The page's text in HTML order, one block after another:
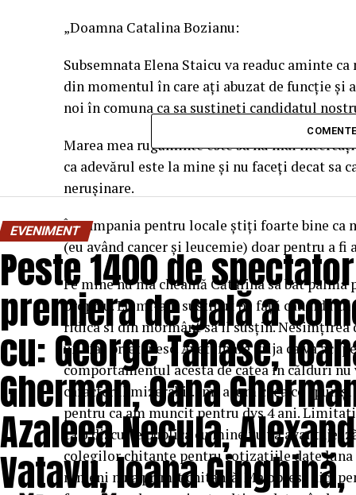
„Doamna Catalina Bozianu:
Subsemnata Elena Staicu va readuc aminte
din momentul în care ați abuzat de funcție și
noi în comuna ca sa susțineți candidatul
Marea mea rugăminte este sa nu mai
ca adevărul este la mine și nu faceți decat
nerușinare.
În campania pentru locale știți foarte bine
(eu având cancer și leucemie) doar pentru a
Pe mine nu ma cheamă Cătălina sa bat
propriu. Eu mi-am susținut pe față candidatul
ridica si din mormânt sa il susțin. Nesimțirea
un sfat prietenesc. Aveti mare grija ca va
comportamentul acesta de cațea în călduri
caracterul mizerabil. Imi asum ceea ce spun
pentru ca am muncit pentru dvs 4 ani.
ca o discuție publica cu mine nu va
colegilor chitanțe pentru cotizațiile date
nimeni nu a primit chitanță. Ma opresc aici
EVENIMENT
Peste 1400 de
premiera de gală a
cu: George Tănase,
Gherman, Oana
Azaleea Necula,
Vatavu, Ioana